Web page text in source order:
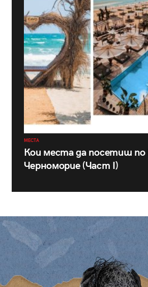
МЕСТА
Кои места да посетиш
Черноморие (Част I)